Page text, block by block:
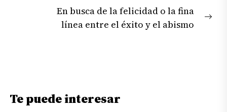
En busca de la felicidad o la fina
línea entre el éxito y el abismo
Te puede interesar